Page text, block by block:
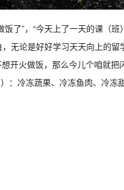
了”，“今天上了一天的课（
无论是好好学习天天向上的
开火做饭，那么今儿个咱就
：冷冻蔬果、冷冻鱼肉、冷